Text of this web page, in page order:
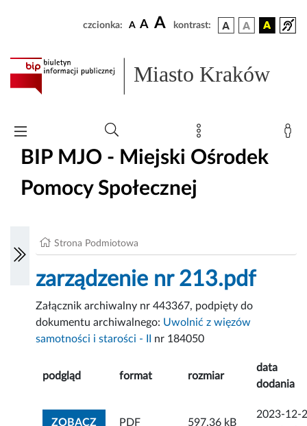
czcionka: A A A kontrast:
Miasto Kraków
BIP MJO - Miejski Ośrodek
Pomocy Społecznej
Strona Podmiotowa
zarządzenie nr 213.pdf
Załącznik archiwalny nr 443367, podpięty do
dokumentu archiwalnego: Uwolnić z więzów
samotności i starości - II
nr 184050
podgląd format rozmiar
data
dodania
ZOBACZZOBACZ ZAŁĄCZNIK
PDF 597.36 kB
2023-12-